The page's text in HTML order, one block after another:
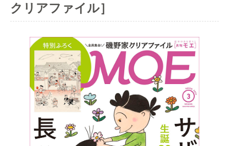
クリアファイル］